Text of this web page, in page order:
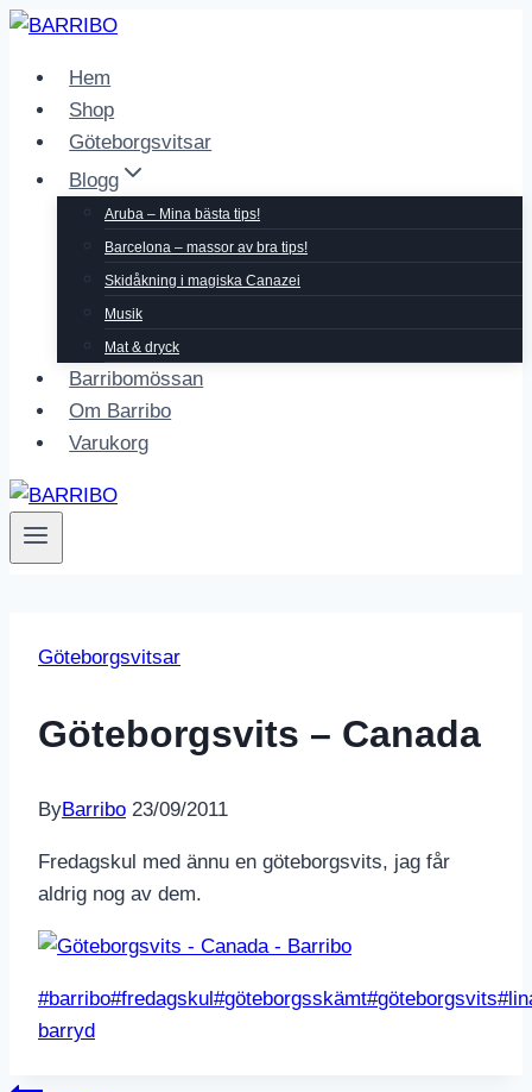
Skip
contentHem
Shop
Göteborgsvitsar
Blogg
Aruba – Mina bästa tips!
Barcelona – massor av bra tips!
Skidåkning i magiska Canazei
Musik
Mat & dryck
Barribomössan
Om Barribo
Varukorg
Göteborgsvitsar
Göteborgsvits – Canada
ByBarribo 23/09/2011
Fredagskul med ännu en göteborgsvits, jag får
aldrig nog av dem.
Post
Tags:
#barribo#fredagskul#göteborgsskämt#göteborgsvits#
barryd